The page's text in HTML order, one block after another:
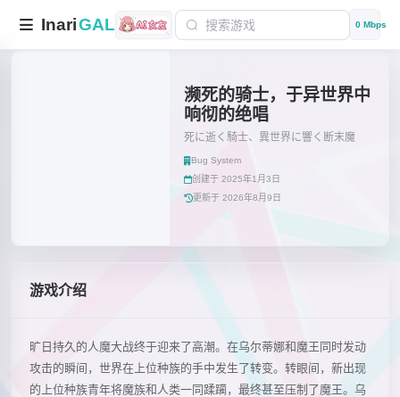
InariGAL 0 Mbps
濒死的骑士，于异世界中
响彻的绝唱
死に逝く騎士、異世界に響く断末魔
Bug System
创建于 2025年1月3日
更新于 2026年8月9日
游戏介绍
旷日持久的人魔大战终于迎来了高潮。在乌尔蒂娜和魔王同时发动
攻击的瞬间，世界在上位种族的手中发生了转变。转眼间，新出现
的上位种族青年将魔族和人类一同蹂躏，最终甚至压制了魔王。乌